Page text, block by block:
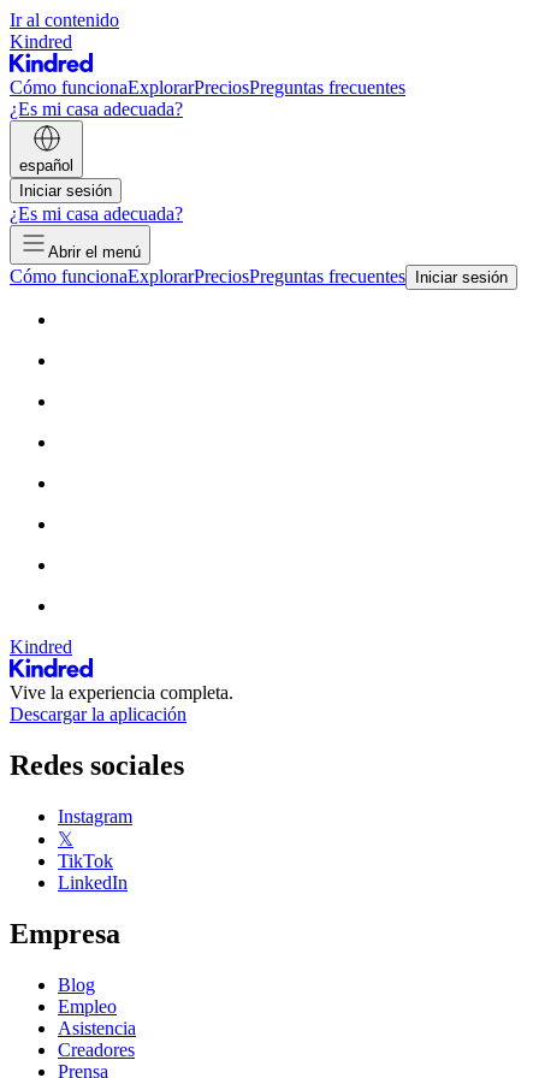
Ir al contenido
Kindred
Cómo funcionaExplorarPreciosPreguntas frecuentes
¿Es mi casa adecuada?
español
Iniciar sesión
¿Es mi casa adecuada?
Abrir el menú
Cómo funcionaExplorarPreciosPreguntas frecuentes Iniciar sesión
Kindred
Vive la experiencia completa.
Descargar la aplicación
Redes sociales
Instagram
𝕏
TikTok
LinkedIn
Empresa
Blog
Empleo
Asistencia
Creadores
Prensa